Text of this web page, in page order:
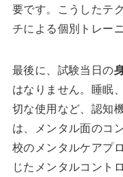
要です。こうしたテ
チによる個別トレー
最後に、試験当日の
はなりません。睡眠
切な使用など、認知
は、メンタル面のコ
校のメンタルケアプ
じたメンタルコント